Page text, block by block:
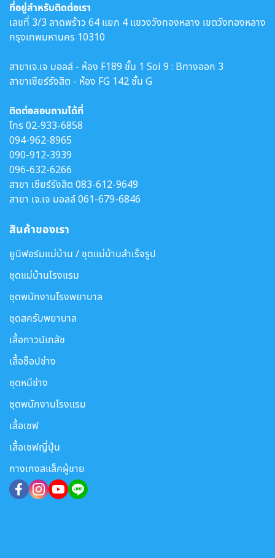
ที่อยู่สำหรับติดต่อเรา
เลขที่ 3/3 ลาดพร้าว 64 แยก 4 แขวงวังทองหลาง เขตวังทองหลาง
กรุงเทพมหานคร 10310
สาขาเจ.เจ มอลล์ - ห้อง F189 ชั้น 1 Soi 9 : Bทางออก 3
สาขาเซียร์รังสิต - ห้อง FG 142 ชั้น G
ติดต่อสอบถามได้ที่
โทร02-933-6858
094-962-8965
090-912-3939
096-632-6266
สาขา เซียร์รังสิต 083-612-9649
สาขา เจ.เจ มอลล์061-679-6846
สินค้าของเรา
ยูนิฟอร์มแม่บ้าน / ชุดแม่บ้านสำเร็จรูป
ชุดแม่บ้านโรงแรม
ชุดพนักงานโรงพยาบาล
ชุดสครับพยาบาล
เสื้อกาวน์เภสัช
เสื้อช็อปช่าง
ชุดหมีช่าง
ชุดพนักงานโรงแรม
เสื้อเชฟ
เสื้อเชฟญี่ปุ่น
กางเกงสแล็คผู้ชาย